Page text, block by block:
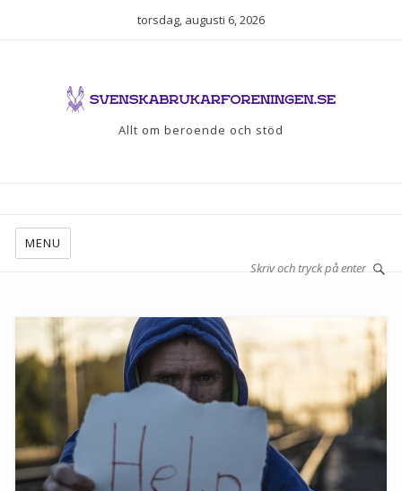
torsdag, augusti 6, 2026
Allt om beroende och stöd
MENU